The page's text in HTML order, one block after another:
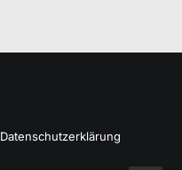
Datenschutzerklärung